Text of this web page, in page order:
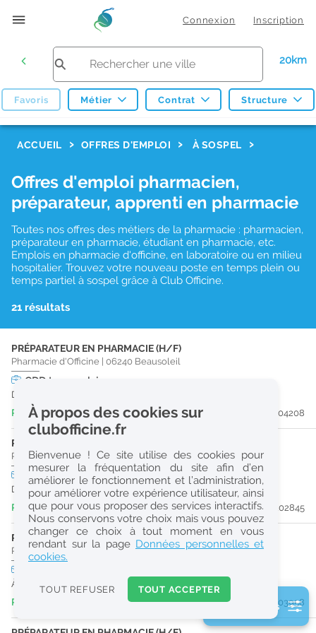
Connexion Inscription
20km
Favoris Métier Contrat Structure
Réinitialiser
2
0
k
Consulter les offres de la France d'outre-mer
ACCUEIL OFFRES D'EMPLOI À SOSPEL
Offres d'emploi pharmacien,
préparateur, apprenti en pharmacie
Toutes nos offres des métiers de la pharmacie : pharmacien,
préparateur en pharmacie, étudiant en pharmacie, etc.
Emplois en pharmacie d'officine, en laboratoire ou en milieu
hospitalier. Trouvez votre nouveau poste en temps plein ou
temps partiel à sospel grâce à Club Officine.
21 résultats
PRÉPARATEUR EN PHARMACIE (H/F)
Pharmacie d'Officine 06240 Beausoleil
CDD temps plein
Du 30/10/26 au 25/02/27
Publiée il y a 2 jour(s)
#204208
PRÉPARATEUR EN PHARMACIE (H/F)
Pharmacie d'Officine|06500 Menton
temps plein
Dès que possible
Publiée il y a 3 jour(s)
#202845
PHARMACIEN (H/F)
Pharmacie d'Officine 06500 Menton
À partir du 30/09/26
Publiée il y a 6 jour(s)
#203958
2 filtre(s) actifs
À propos des cookies sur
clubofficine.fr
Bienvenue ! Ce site utilise des cookies pour
mesurer la fréquentation du site afin d’en
améliorer le fonctionnement et l’administration,
pour améliorer votre expérience utilisateur, ainsi
que pour vous proposer des services interactifs.
Nous conservons votre choix mais vous pouvez
changer ce choix à tout moment en vous
rendant sur la page Données personnelles et
cookies.
TOUT REFUSER TOUT ACCEPTER